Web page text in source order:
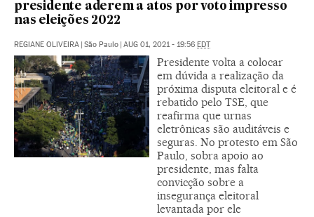
presidente aderem a atos por voto impresso
nas eleições 2022
REGIANE OLIVEIRA São Paulo AUG 01, 2021 - 19:56 EDT
Presidente volta a colocar
em dúvida a realização da
próxima disputa eleitoral e é
rebatido pelo TSE, que
reafirma que urnas
eletrônicas são auditáveis e
seguras. No protesto em São
Paulo, sobra apoio ao
presidente, mas falta
convicção sobre a
insegurança eleitoral
levantada por ele